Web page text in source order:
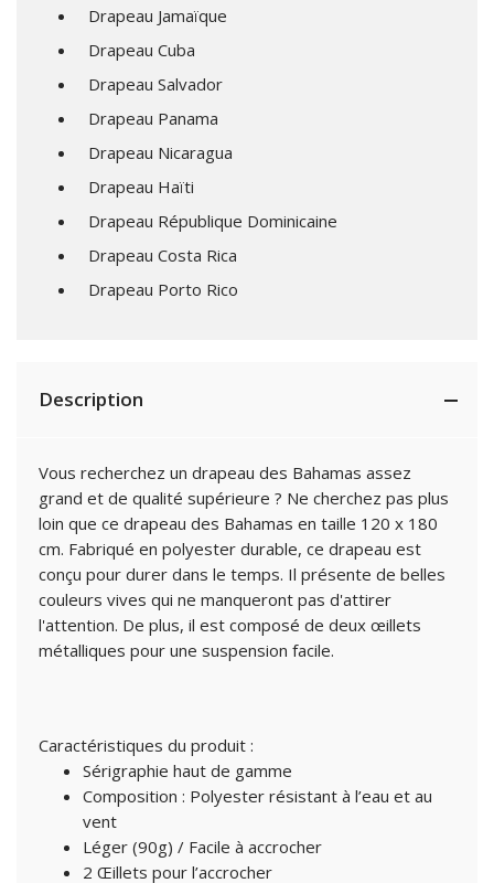
Drapeau Jamaïque
Drapeau Cuba
Drapeau Salvador
Drapeau Panama
Drapeau Nicaragua
Drapeau Haïti
Drapeau République Dominicaine
Drapeau Costa Rica
Drapeau Porto Rico
Description
Vous recherchez un drapeau des Bahamas assez
grand et de qualité supérieure ? Ne cherchez pas plus
loin que ce drapeau des Bahamas en taille 120 x 180
cm. Fabriqué en polyester durable, ce drapeau est
conçu pour durer dans le temps. Il présente de belles
couleurs vives qui ne manqueront pas d'attirer
l'attention. De plus, il est composé de deux œillets
métalliques pour une suspension facile.
Caractéristiques du produit :
Sérigraphie haut de gamme
Composition : Polyester résistant à l’eau et au
vent
Léger (90g) / Facile à accrocher
2 Œillets pour l’accrocher